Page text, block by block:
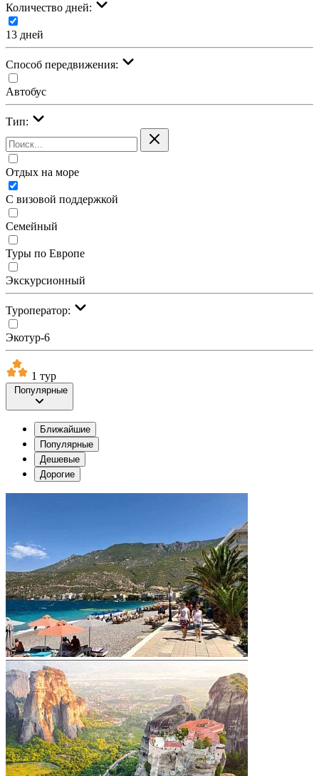
Количество дней:
13 дней
Cпособ передвижения:
Автобус
Тип:
Отдых на море
С визовой поддержкой
Семейный
Туры по Европе
Экскурсионный
Туроператор:
Экотур-6
1 тур
Популярные
Ближайшие
Популярные
Дешевые
Дорогие